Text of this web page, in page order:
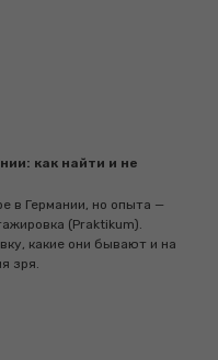
как найти и не
в Германии, но опыта —
(Praktikum).
какие они бывают и на
зря.